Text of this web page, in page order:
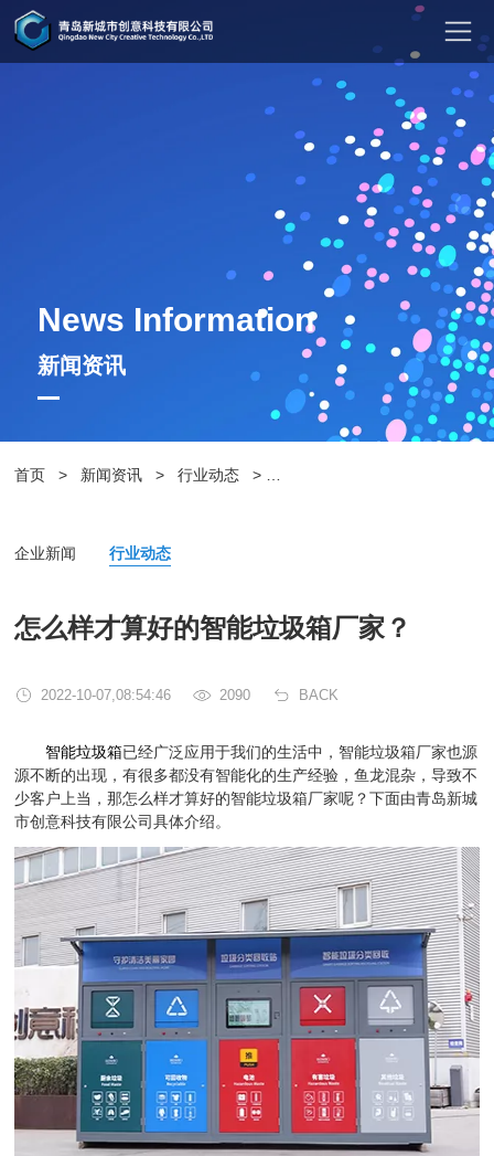
News Information
新闻资讯
首页 > 新闻资讯 > 行业动态 >
企业新闻 行业动态
怎么样才算好的智能垃圾箱厂家？
2022-10-07,08:54:46 2090 BACK
智能垃圾箱已经广泛应用于我们的生活中，智能垃圾箱厂家也源
源不断的出现，有很多都没有智能化的生产经验，鱼龙混杂，导致不
少客户上当，那怎么样才算好的智能垃圾箱厂家呢？下面由青岛新城
市创意科技有限公司具体介绍。